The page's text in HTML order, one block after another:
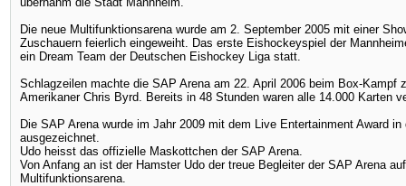
Die neue Multifunktionsarena wurde am 2. September 2005 mit einer
Zuschauern feierlich eingeweiht. Das erste Eishockeyspiel der
ein Dream Team der Deutschen Eishockey Liga statt.
Schlagzeilen machte die SAP Arena am 22. April 2006 beim Box-Kampf
Amerikaner Chris Byrd. Bereits in 48 Stunden waren alle 14.000 Karten
Die SAP Arena wurde im Jahr 2009 mit dem Live Entertainment Award
ausgezeichnet.
Udo heisst das offizielle Maskottchen der SAP Arena.
Von Anfang an ist der Hamster Udo der treue Begleiter der SAP Arena
Multifunktionsarena.